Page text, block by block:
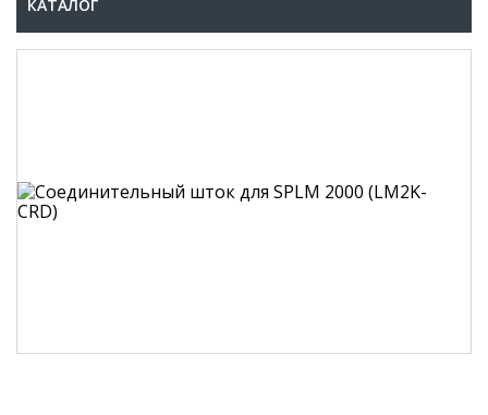
КАТАЛОГ